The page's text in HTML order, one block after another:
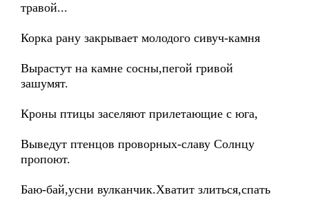
травой...
Корка рану закрывает молодого сивуч-камня
Вырастут на камне сосны,пегой гривой
зашумят.
Кроны птицы заселяют прилетающие с юга,
Выведут птенцов проворных-славу Солнцу
пропоют.
Баю-бай,усни вулканчик.Хватит злиться,спать